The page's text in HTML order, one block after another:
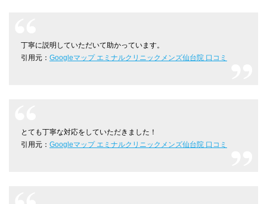
丁寧に説明していただいて助かっています。
引用元： Googleマップ エミナルクリニックメンズ仙台院 口コミ
とても丁寧な対応をしていただきました！
引用元： Googleマップ エミナルクリニックメンズ仙台院 口コミ